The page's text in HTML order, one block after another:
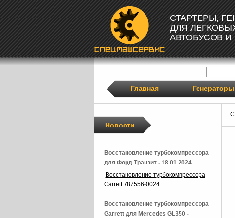
СТАРТЕРЫ,
ДЛЯ
АВТОБУСОВ И
Главная Генераторы
Новости
Восстановление турбокомпрессора
для Форд Транзит - 18.01.2024
Восстановление турбокомпрессора
Garrett 787556-0024
Восстановление турбокомпрессора
Garrett для Mercedes GL350 -